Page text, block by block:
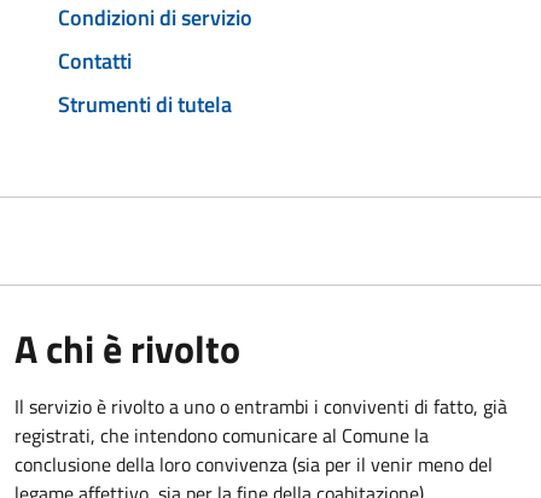
Condizioni di servizio
Contatti
Strumenti di tutela
A chi è rivolto
Il servizio è rivolto a uno o entrambi i conviventi di fatto, già
registrati, che intendono comunicare al Comune la
conclusione della loro convivenza (sia per il venir meno del